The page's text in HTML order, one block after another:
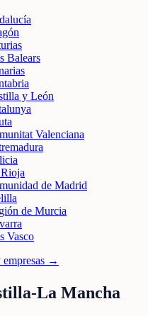
Balears
y León
Valenciana
de Madrid
de Murcia
Vasco
→
La Mancha